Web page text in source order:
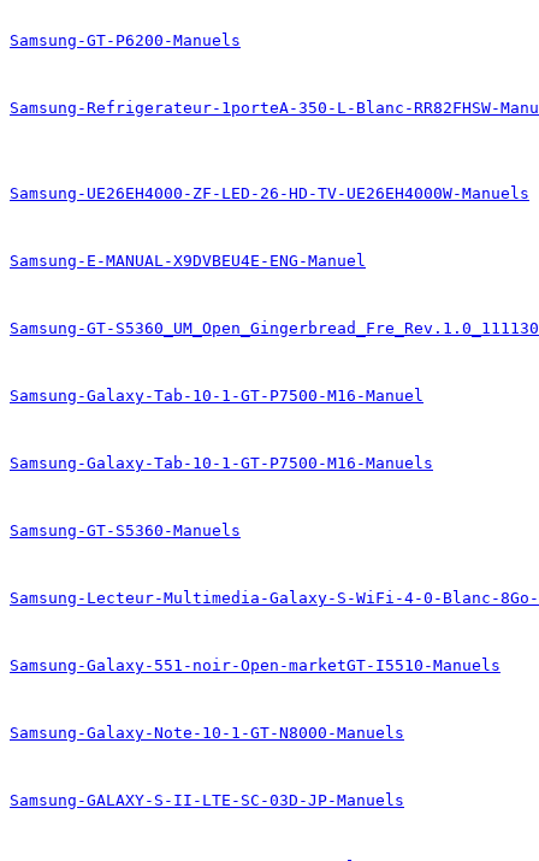
Samsung-GT-P6200-Manuels
Samsung-Refrigerateur-1porteA-350-L-Blanc-RR82FHSW-
Samsung-UE26EH4000-ZF-LED-26-HD-TV-UE26EH4000W-Manuels
Samsung-E-MANUAL-X9DVBEU4E-ENG-Manuel
Samsung-GT-
Samsung-Galaxy-Tab-10-1-GT-P7500-M16-Manuel
Samsung-Galaxy-Tab-10-1-GT-P7500-M16-Manuels
Samsung-GT-S5360-Manuels
Samsung-Lecteur-Multimedia-Galaxy-S-WiFi-4-0-Blanc-8Go-
Samsung-Galaxy-551-noir-Open-marketGT-I5510-Manuels
Samsung-Galaxy-Note-10-1-GT-N8000-Manuels
Samsung-GALAXY-S-II-LTE-SC-03D-JP-Manuels